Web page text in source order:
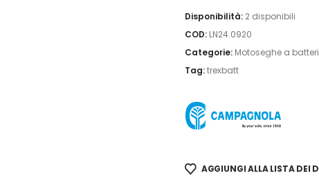
Disponibilità: 2 disponibili
COD: LN24.0920
Categorie: Motoseghe a
Tag:trexbatt
AGGIUNGI ALLA LISTA DEI